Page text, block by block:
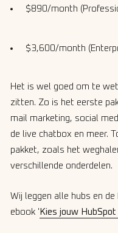
$890/month
$3,600/month
Het is wel goed om te
zitten. Zo is het eerste
mail marketing, social
de live chatbox en meer.
pakket, zoals het
verschillende onderdelen.
Wij leggen alle hubs en
ebook ' Kies jouw HubSpot